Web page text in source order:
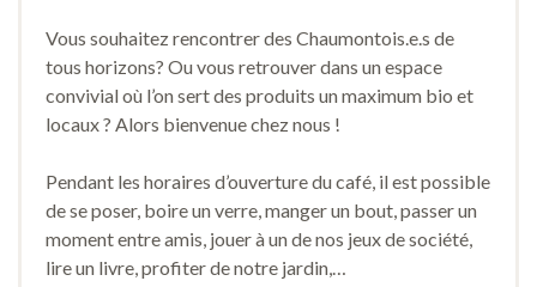
Vous souhaitez rencontrer des Chaumontois.e.s de
tous horizons? Ou vous retrouver dans un espace
convivial où l’on sert des produits un maximum bio et
locaux ? Alors bienvenue chez nous !
Pendant les horaires d’ouverture du café, il est possible
de se poser, boire un verre, manger un bout, passer un
moment entre amis, jouer à un de nos jeux de société,
lire un livre, profiter de notre jardin,…